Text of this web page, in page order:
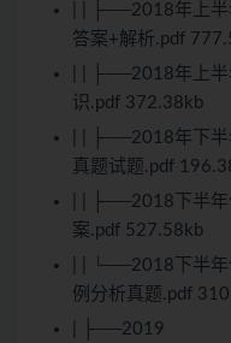
| | ├──2018年上
答案+解析.pdf
| | ├──2018年上半
识.pdf 372.38kb
| | ├──2018年下
真题试题.pdf
| | ├──2018下半
案.pdf 527.58kb
| | └──2018下半
例分析真题.pdf
| ├──2019